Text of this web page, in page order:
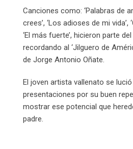
Canciones como: ‘Palabras de
crees’, ‘Los adioses de mi vida’,
‘El más fuerte’, hicieron parte
recordando al ‘Jilguero de
de Jorge Antonio Oñate.
El joven artista vallenato se
presentaciones por su buen
mostrar ese potencial que
padre.